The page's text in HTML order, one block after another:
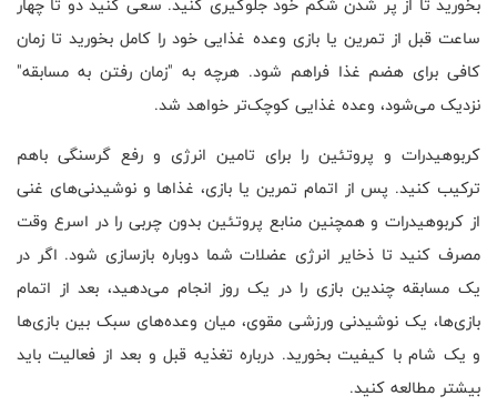
ساعت قبل از تمرین یا بازی وعده غذایی خود را کامل بخورید تا زمان
کافی برای هضم غذا فراهم شود. هرچه به "زمان رفتن به مسابقه"
نزدیک می‌شود، وعده غذایی کوچک‌تر خواهد شد.
کربوهیدرات و پروتئین را برای تامین انرژی و رفع گرسنگی باهم
ترکیب کنید. پس از اتمام تمرین یا بازی، غذاها و نوشیدنی‌های غنی
از کربوهیدرات و همچنین منابع پروتئین بدون چربی را در اسرع وقت
مصرف کنید تا ذخایر انرژی عضلات شما دوباره بازسازی شود. اگر در
یک مسابقه چندین بازی را در یک روز انجام می‌دهید، بعد از اتمام
بازی‌ها، یک نوشیدنی ورزشی مقوی، میان وعده‌های سبک بین بازی‌ها
و یک شام با کیفیت بخورید. درباره تغذیه قبل و بعد از فعالیت باید
بیشتر مطالعه کنید.